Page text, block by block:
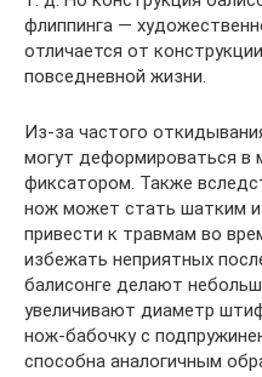
флиппинга —
отличается от
повседневной жизни.
Из-за частого
могут деформироваться в
фиксатором. Также
нож может стать шатким
привести к травмам во
избежать неприятных
балисонге делают
увеличивают диаметр
нож-бабочку с
способна аналогичным